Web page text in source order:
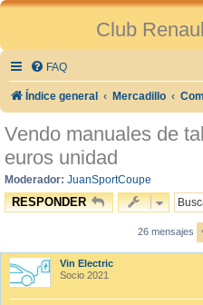
Club
FAQ
Índice general Mercadillo
Vendo manuales de
euros unidad
Moderador: JuanSportCoupe
RESPONDER
26 mensajes
Vin Electric
Socio 2021